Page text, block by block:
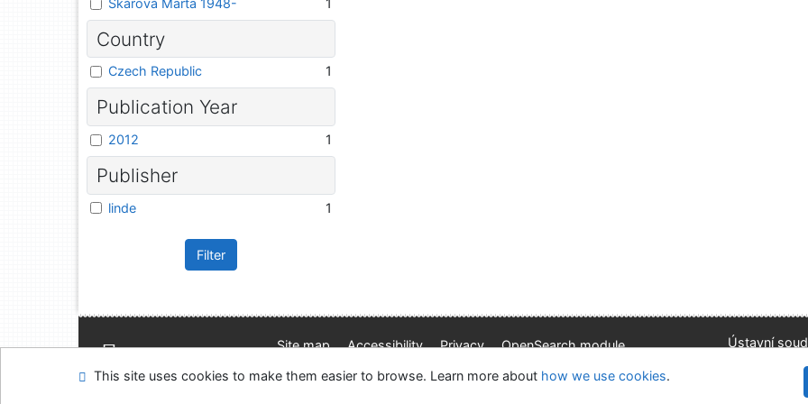
Country
Czech Republic 1
Publication Year
2012 1
Publisher
linde 1
Filter
Site map Accessibility Privacy
OpenSearch module
Feedback form
Cookie settings
Ústavní
This site uses cookies to make them easier to browse. Learn more about how we use cookies.